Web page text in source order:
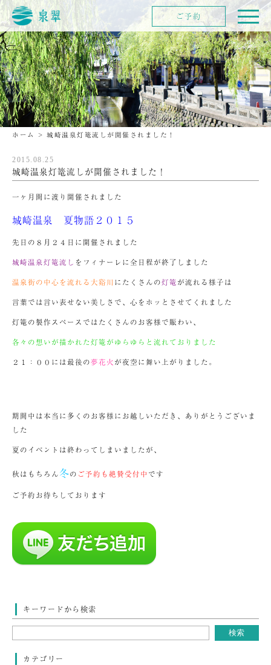
ホーム > 城崎温泉灯篭流しが開催されました！
2015.08.25
城崎温泉灯篭流しが開催されました！
一ヶ月間に渡り開催されました
城崎温泉 夏物語２０１５
先日の８月２４日に開催されました
城崎温泉灯篭流し をフィナーレに全日程が終了しました
温泉街の中心を流れる大谿川 にたくさんの灯篭が流れる様子は
言葉では言い表せない美しさで、心をホッとさせてくれました
灯篭の製作スペースではたくさんのお客様で賑わい、
各々の想いが描かれた灯篭がゆらゆらと流れておりました
２１：００には最後の夢花火 が夜空に舞い上がりました。
期間中は本当に多くのお客様にお越しいただき、ありがとうございま
した
夏のイベントは終わってしまいましたが、
秋はもちろん冬の ご予約も絶賛受付中 です
ご予約お待ちしております
キーワードから検索
カテゴリー
ご予約